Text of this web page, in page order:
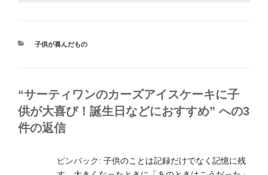
カ
子供が喜んだもの
“サーティワンのカーズアイスケーキに子
供が大喜び！誕生日などにおすすめ” への3
件の返信
ピンバック: 子供のことは記録だけでなく記憶に残